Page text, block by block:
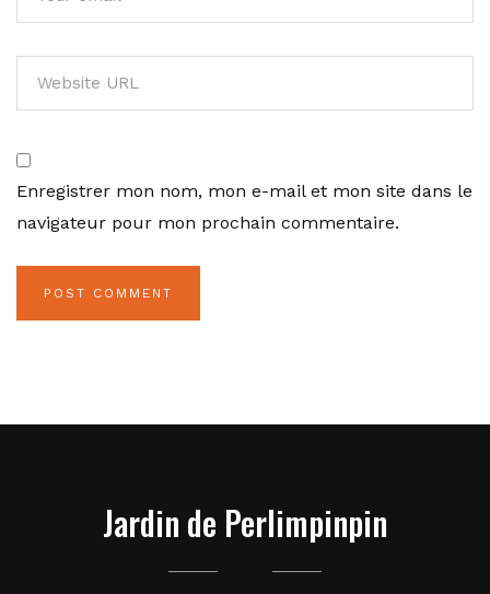
Enregistrer mon nom, mon e-mail et mon site dans le
navigateur pour mon prochain commentaire.
Jardin de Perlimpinpin